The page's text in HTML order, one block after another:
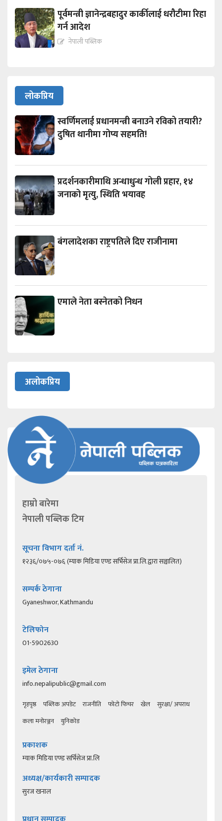
पूर्वमन्त्री ज्ञानेन्द्रबहादुर कार्कीलाई धरौटीमा रिहा
गर्न आदेश
नेपाली पब्लिक
लोकप्रिय
स्वर्णिमलाई प्रधानमन्त्री बनाउने रविको तयारी?
दुषित थानीमा गोप्य सहमति!
प्रदर्शनकारीमाथि अन्धाधुन्ध गोली प्रहार, १४
जनाको मृत्यु, स्थिति भयावह
बंगलादेशका राष्ट्रपतिले दिए राजीनामा
एमाले नेता बस्नेतको निधन
अलोकप्रिय
हाम्रो बारेमा
नेपाली पब्लिक टिम
सूचना विभाग दर्ता नं.
१२३६/०७५-०७६ (म्याक मिडिया एण्ड सर्भिसेज प्रा.लि.द्वारा सञ्चालित)
सम्पर्क ठेगाना
Gyaneshwor, Kathmandu
टेलिफोन
01-5902630
इमेल ठेगाना
info.nepalipublic@gmail.com
गृहपृष्ठ पब्लिक अपडेट राजनीति फोटो फिचर खेल
सुरक्षा/ अपराध
कला मनोरञ्जन
युनिकोड
प्रकाशक
म्याक मिडिया एण्ड सर्भिसेज प्रा.लि
अध्यक्ष/कार्यकारी सम्पादक
सुरज खनाल